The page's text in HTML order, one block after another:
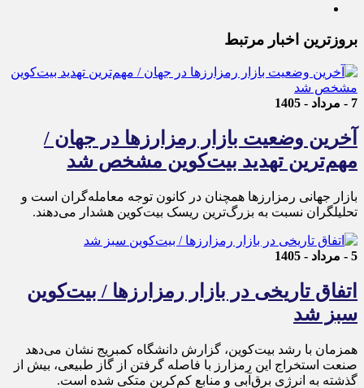
بروزترین اخبار مرتبط
7 - مرداد - 1405
آخرین وضعیت بازار رمزارزها در جهان /
مهم‌ترین تهدید بیت‌کوین مشخص شد
بازار جهانی رمزارزها همچنان در کانون توجه معامله‌گران است و
تحلیلگران نسبت به بزرگ‌ترین ریسک بیت‌کوین هشدار می‌دهند.
5 - مرداد - 1405
اتفاق تاریخی در بازار رمزارزها / بیت‌کوین
سبز شد
همزمان با رشد بیت‌کوین، گزارش دانشگاه کمبریج نشان می‌دهد
صنعت استخراج این رمزارز با فاصله گرفتن از گاز طبیعی، بیش از
گذشته به انرژی برق‌آبی و منابع کم‌کربن متکی شده است.